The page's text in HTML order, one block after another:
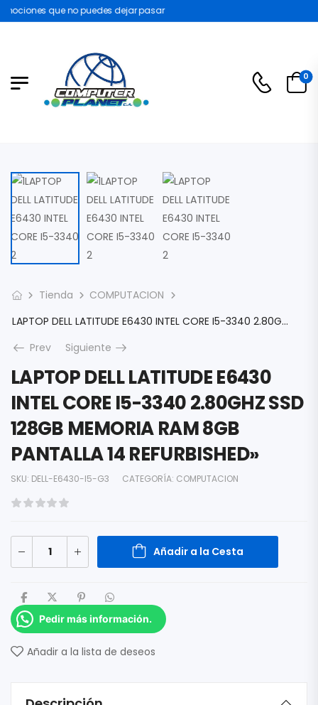
que no puedes dejar pasar
0
Tienda
COMPUTACION
LAPTOP DELL LATITUDE E6430 INTEL CORE I5-3340 2.80GHZ SSD 128GB MEMORIA RAM 8GB PANTALLA 14 REFURBISHED»
Prev
Siguiente
LAPTOP DELL LATITUDE E6430
INTEL CORE I5-3340 2.80GHZ SSD
128GB MEMORIA RAM 8GB
PANTALLA 14 REFURBISHED»
SKU: DELL-E6430-I5-G3 CATEGORÍA: COMPUTACION
Añadir a la Cesta
Pedir más información.
Añadir a la lista de deseos